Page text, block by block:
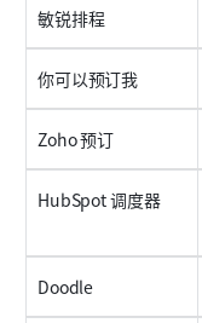
敏锐排程
你可以预订我
Zoho 预订
HubSpot 调度器
Doodle